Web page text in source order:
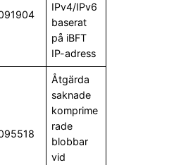
IPv4/IPv6
baserat
på iBFT
IP-adress
Åtgärda
saknade
komprime
rade
blobbar
vid